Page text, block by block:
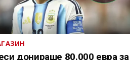
донираше 80.000 евра за